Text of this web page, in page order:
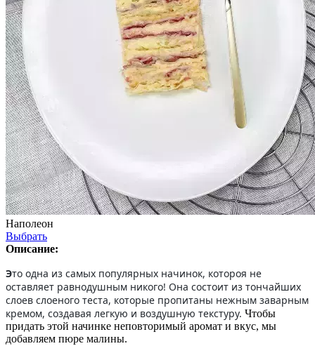
Наполеон
Выбрать
Описание:
Это одна из самых популярных начинок, котороя не
оставляет равнодушным никого! Она состоит из тончайших
слоев слоеного теста, которые пропитаны нежным заварным
кремом, создавая легкую и воздушную текстуру. Чтобы
придать этой начинке неповторимый аромат и вкус, мы
добавляем пюре малины.